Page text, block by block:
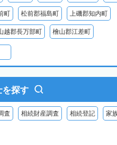
町 松前郡福島町 上磯郡知内町
越郡長万部町 檜山郡江差町
虻田郡ニセコ町 虻田郡倶知安町
虻田郡豊浦町
郡神恵内村 古平郡古平町 積丹郡
空知郡奈井江町 空知郡上砂川町
を探す
査 相続財産調査 相続登記 家